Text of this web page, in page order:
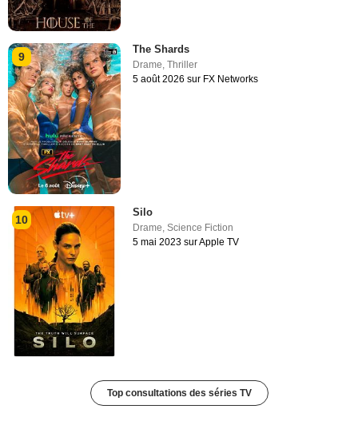
9
The Shards
Drame,Thriller
5 août 2026 sur FX Networks
10
Silo
Drame ,Science Fiction
5 mai 2023 sur Apple TV
Top consultations des séries TV